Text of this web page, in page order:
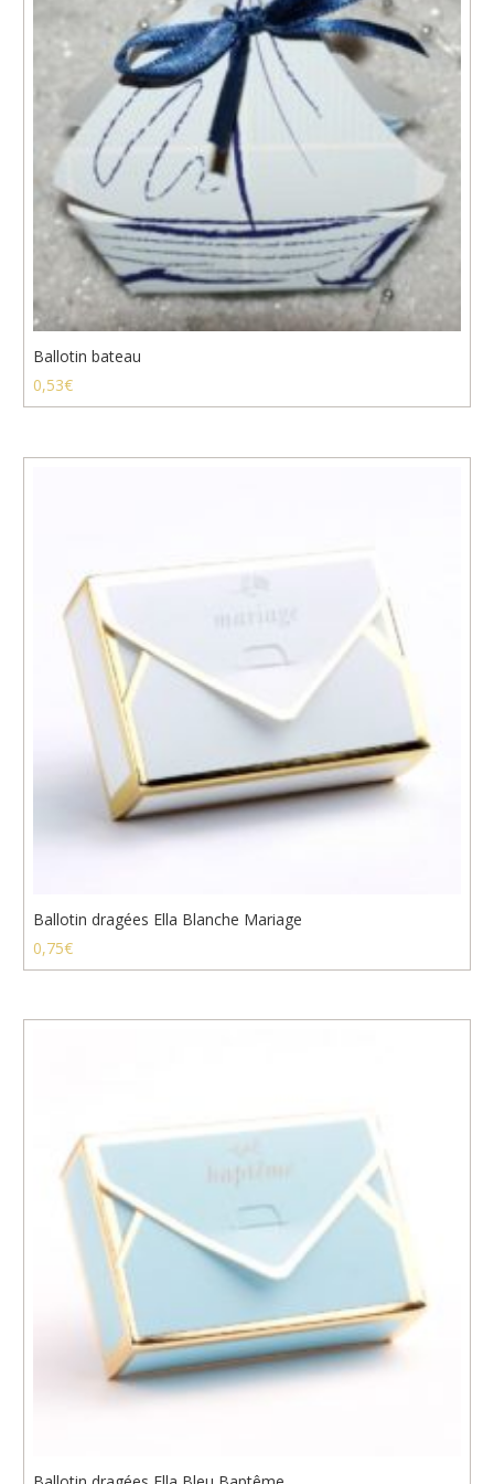
Ballotin bateau
0,53€
Ballotin dragées Ella Blanche Mariage
0,75€